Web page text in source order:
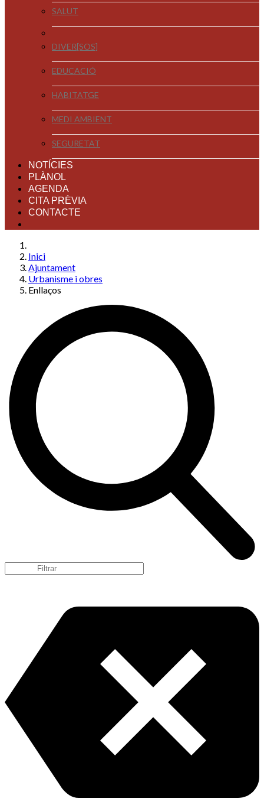
SALUT
DIVER[SOS]
EDUCACIÓ
HABITATGE
MEDI AMBIENT
SEGURETAT
NOTÍCIES
PLÀNOL
AGENDA
CITA PRÈVIA
CONTACTE
Inici
Ajuntament
Urbanisme i obres
Enllaços